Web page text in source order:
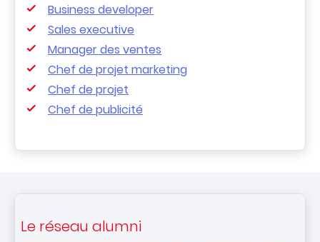
Business developer
Sales executive
Manager des ventes
Chef de projet marketing
Chef de projet
Chef de publicité
Le réseau alumni